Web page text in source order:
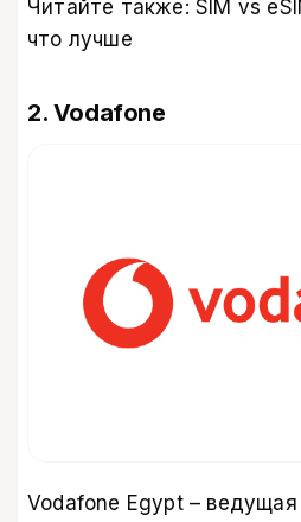
Читайте также: SIM vs
что лучше
2. Vodafone
Vodafone Egypt – ведущая